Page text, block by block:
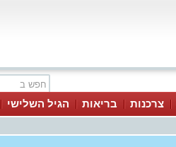
צרכנות בריאות הגיל השלישי